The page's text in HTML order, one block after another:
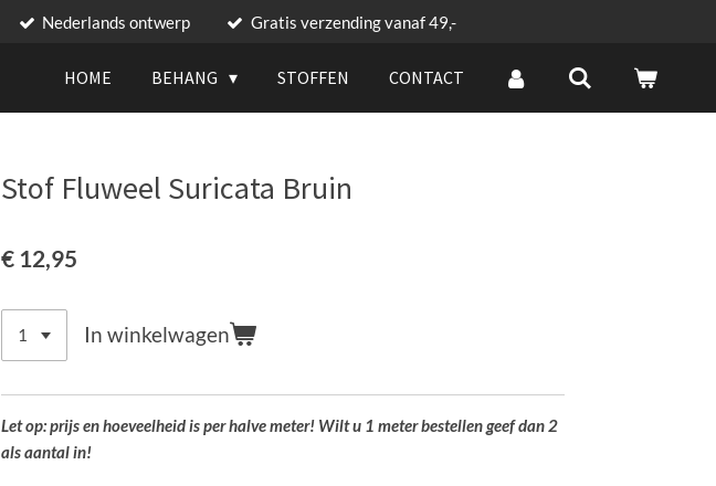
Nederlands ontwerp Gratis verzending vanaf 49,-
HOME BEHANG STOFFEN CONTACT
Stof Fluweel Suricata Bruin
€ 12,95
In winkelwagen
Let op: prijs en hoeveelheid is per halve meter! Wilt u 1 meter bestellen geef dan 2
als aantal in!